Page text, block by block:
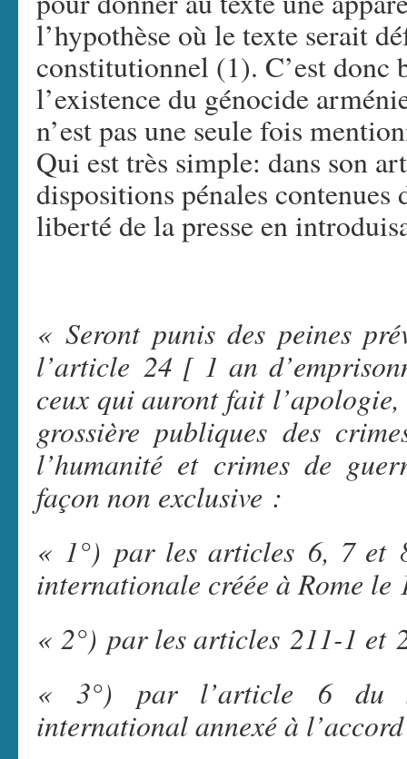
l’hypothèse où le texte serait
constitutionnel (1). C’est donc
l’existence du génocide
n’est pas une seule fois
Qui est très simple: dans son
dispositions pénales
liberté de la presse en
« Seront punis des peines
l’article 24 [ 1 an
ceux qui auront fait
grossière publiques des
l’humanité et crimes de
façon non exclusive :
« 1°) par les articles 6, 7 et
internationale créée à Rome
« 2°) par les articles 211-1 et
« 3°) par l’article 6 du
international annexé à